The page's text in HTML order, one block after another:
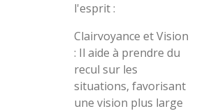
l'esprit :
​Clairvoyance et Vision
: Il aide à prendre du
recul sur les
situations, favorisant
une vision plus large